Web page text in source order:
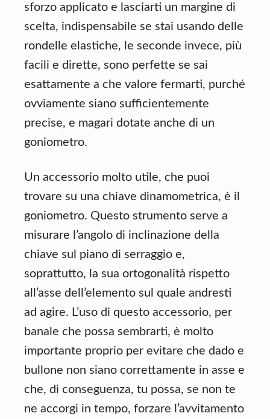
sforzo applicato e lasciarti un margine di
scelta, indispensabile se stai usando delle
rondelle elastiche, le seconde invece, più
facili e dirette, sono perfette se sai
esattamente a che valore fermarti, purché
ovviamente siano sufficientemente
precise, e magari dotate anche di un
goniometro.
Un accessorio molto utile, che puoi
trovare su una chiave dinamometrica, è il
goniometro. Questo strumento serve a
misurare l’angolo di inclinazione della
chiave sul piano di serraggio e,
soprattutto, la sua ortogonalità rispetto
all’asse dell’elemento sul quale andresti
ad agire. L’uso di questo accessorio, per
banale che possa sembrarti, è molto
importante proprio per evitare che dado e
bullone non siano correttamente in asse e
che, di conseguenza, tu possa, se non te
ne accorgi in tempo, forzare l’avvitamento